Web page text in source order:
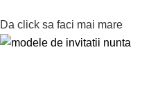
Da click sa faci mai mare